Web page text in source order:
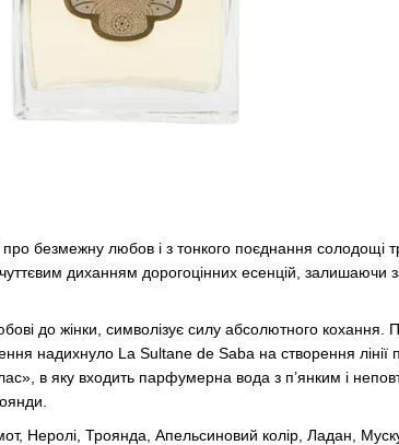
безмежну любов і з тонкого поєднання солодощі
чуттєвим диханням дорогоцінних есенцій, залишаючи
до жінки, символізує силу абсолютного кохання.
надихнуло La Sultane de Saba на створення лінії
в яку входить парфумерна вода з п’янким і
Неролі, Троянда, Апельсиновий колір, Ладан,